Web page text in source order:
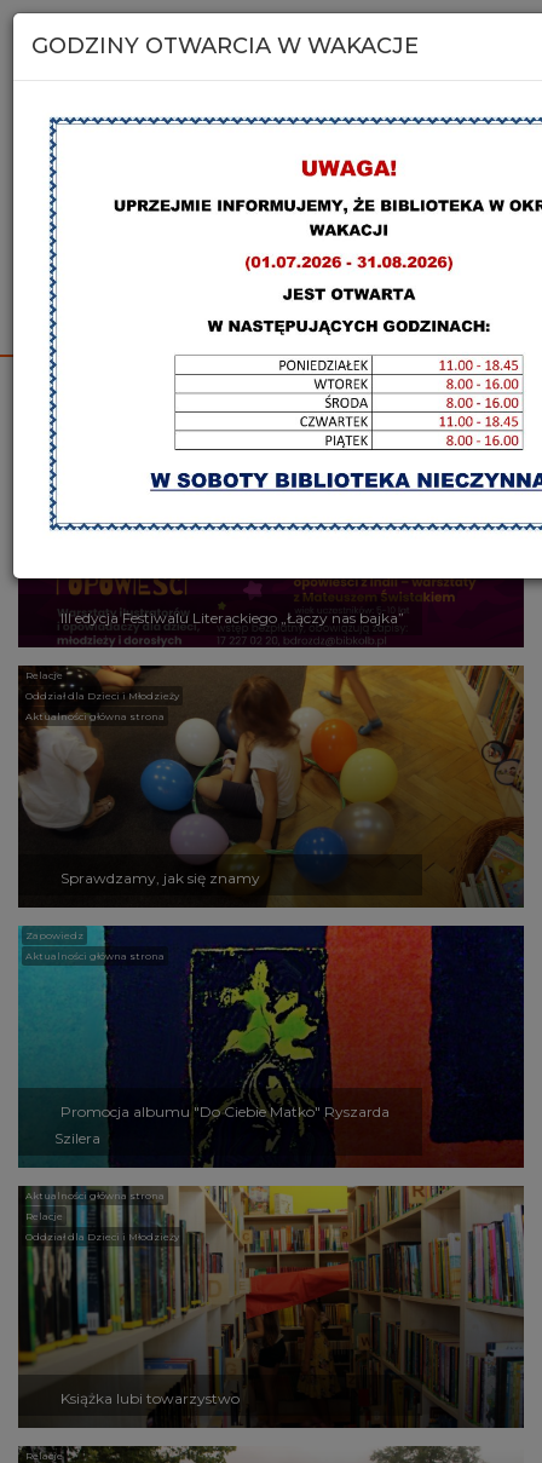
Miejska i Powiatowa Biblioteka
Publiczna w Kolbuszowej
Katalog online KBC Kolbuszowa
III edycja Festiwalu Literackiego „Łączy nas bajka”
Aktualności główna strona
Relacje
Oddział dla Dzieci i Młodzieży
Zapowiedz
Sprawdzamy, jak się znamy
Relacje
Oddział dla Dzieci i Młodzieży
Aktualności główna strona
Promocja albumu "Do Ciebie Matko" Ryszarda
Szilera
Zapowiedz
Aktualności główna strona
Książka lubi towarzystwo
Aktualności główna strona
Relacje
Oddział dla Dzieci i Młodzieży
Relacje
GODZINY OTWARCIA W WAKACJE